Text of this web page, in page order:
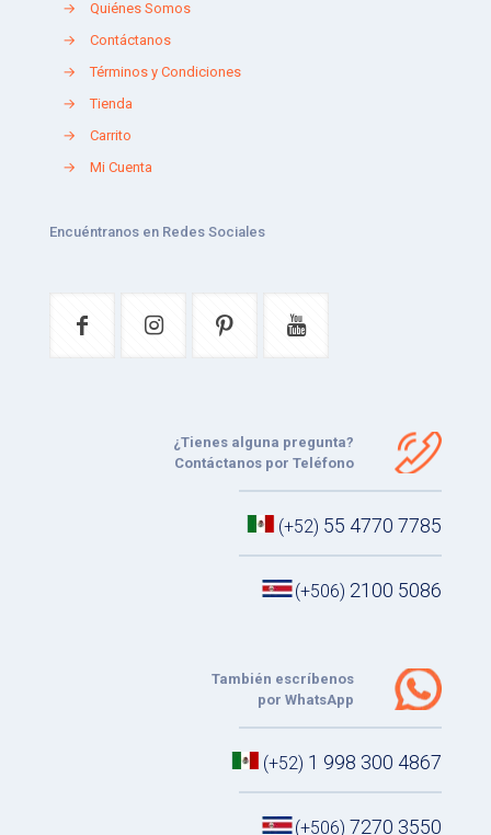
→
Quiénes Somos
→
Contáctanos
→
Términos y Condiciones
→
Tienda
→
Carrito
→
Mi Cuenta
Encuéntranos en Redes Sociales
¿Tienes alguna pregunta?
Contáctanos por Teléfono
(+52) 55 4770 7785
(+506) 2100 5086
También escríbenos
por WhatsApp
(+52) 1 998 300 4867
(+506) 7270 3550